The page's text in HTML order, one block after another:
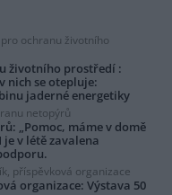
ochranu životního
životního prostředí :
nich se otepluje:
jaderné energetiky
netopýrů
„Pomoc, máme v domě
je v létě zavalena
příspěvková organizace
organizace: Výstava 50